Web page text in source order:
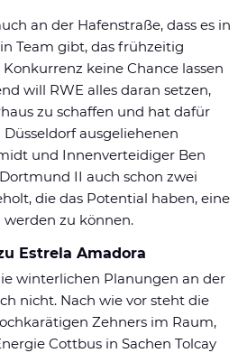
an der Hafenstraße, dass es in
Team gibt, das frühzeitig
keine Chance lassen
will RWE alles daran setzen,
zu schaffen und hat dafür
ausgeliehenen
und Innenverteidiger Ben
II auch schon zwei
die das Potential haben, eine
zu können.
Estrela Amadora
winterlichen Planungen an der
nicht. Nach wie vor steht die
Zehners im Raum,
Cottbus in Sachen Tolcay